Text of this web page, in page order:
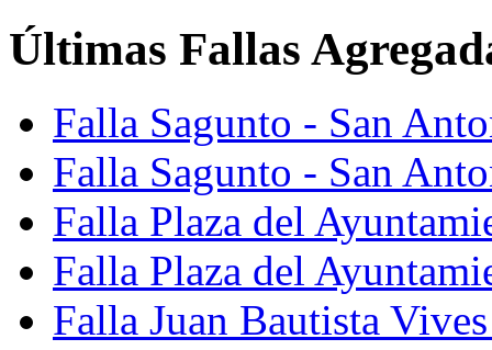
Últimas Fallas
Falla Sagunto - San
Falla Sagunto - San
Falla Plaza del
Falla Plaza del
Falla Juan Bautista